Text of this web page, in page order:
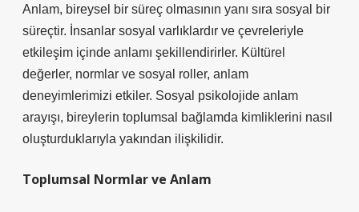
Anlam, bireysel bir süreç olmasının yanı sıra sosyal bir
süreçtir. İnsanlar sosyal varlıklardır ve çevreleriyle
etkileşim içinde anlamı şekillendirirler. Kültürel
değerler, normlar ve sosyal roller, anlam
deneyimlerimizi etkiler. Sosyal psikolojide anlam
arayışı, bireylerin toplumsal bağlamda kimliklerini nasıl
oluşturduklarıyla yakından ilişkilidir.
Toplumsal Normlar ve Anlam